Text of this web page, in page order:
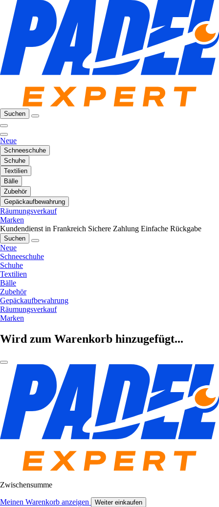
Suchen
Neue
Schneeschuhe
Schuhe
Textilien
Bälle
Zubehör
Gepäckaufbewahrung
Räumungsverkauf
Marken
Kundendienst in Frankreich Sichere Zahlung Einfache Rückgabe
Suchen
Neue
Schneeschuhe
Schuhe
Textilien
Bälle
Zubehör
Gepäckaufbewahrung
Räumungsverkauf
Marken
Wird zum Warenkorb hinzugefügt...
Zwischensumme
Meinen Warenkorb anzeigen Weiter einkaufen